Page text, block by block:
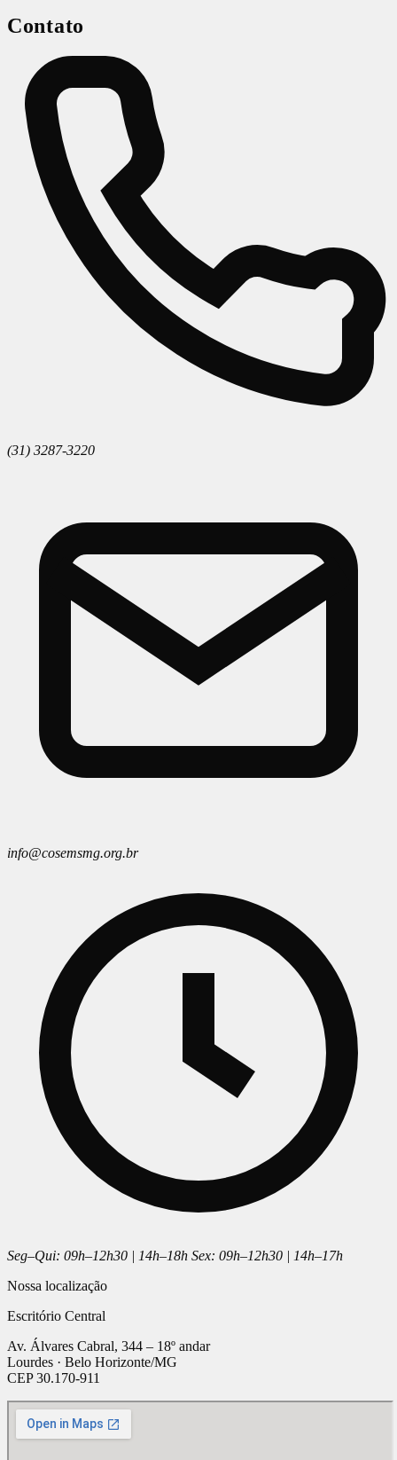
Contato
(31) 3287-3220
info@cosemsmg.org.br
Seg–Qui: 09h–12h30 | 14h–18h Sex: 09h–12h30 | 14h–17h
Nossa localização
Escritório Central
Av. Álvares Cabral, 344 – 18º andar
Lourdes · Belo Horizonte/MG
CEP 30.170-911